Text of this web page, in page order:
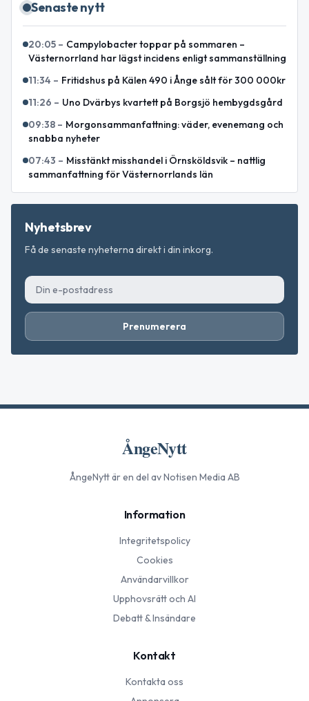
Senaste nytt
20:05 – Campylobacter toppar på sommaren –
Västernorrland har lägst incidens enligt sammanställning
11:34 – Fritidshus på Kälen 490 i Ånge sålt för 300 000kr
11:26 – Uno Dvärbys kvartett på Borgsjö hembygdsgård
09:38 – Morgonsammanfattning: väder, evenemang och
snabba nyheter
07:43 – Misstänkt misshandel i Örnsköldsvik – nattlig
sammanfattning för Västernorrlands län
Nyhetsbrev
Få de senaste nyheterna direkt i din inkorg.
Prenumerera
ÅngeNytt
ÅngeNyttär en del av Notisen Media AB
Information
Integritetspolicy
Cookies
Användarvillkor
Upphovsrätt och AI
Debatt & Insändare
Kontakt
Kontakta oss